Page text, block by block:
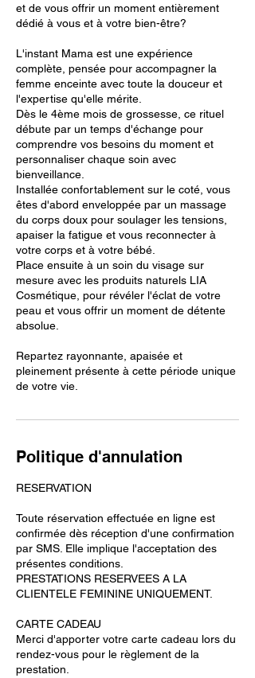
et de vous offrir un moment entièrement
dédié à vous et à votre bien-être?
L'instant Mama est une expérience
complète, pensée pour accompagner la
femme enceinte avec toute la douceur et
l'expertise qu'elle mérite.
Dès le 4ème mois de grossesse, ce rituel
débute par un temps d'échange pour
comprendre vos besoins du moment et
personnaliser chaque soin avec
bienveillance.
Installée confortablement sur le coté, vous
êtes d'abord enveloppée par un massage
du corps doux pour soulager les tensions,
apaiser la fatigue et vous reconnecter à
votre corps et à votre bébé.
Place ensuite à un soin du visage sur
mesure avec les produits naturels LIA
Cosmétique, pour révéler l'éclat de votre
peau et vous offrir un moment de détente
absolue.
Repartez rayonnante, apaisée et
pleinement présente à cette période unique
de votre vie.
Politique d'annulation
RESERVATION
Toute réservation effectuée en ligne est
confirmée dès réception d'une confirmation
par SMS. Elle implique l'acceptation des
présentes conditions.
PRESTATIONS RESERVEES A LA
CLIENTELE FEMININE UNIQUEMENT.
CARTE CADEAU
Merci d'apporter votre carte cadeau lors du
rendez-vous pour le règlement de la
prestation.